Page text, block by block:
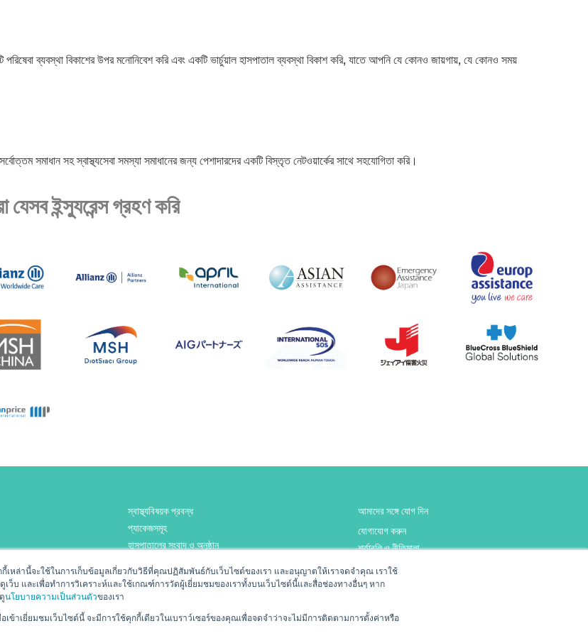
หล่านี้จะใช้ในการเก็บข้อมูลเกี่ยวกับวิธีที่คุณปฏิสัมพันธ์กับเว็บไซต์ของเรา และอนุญาตให้เราจดจำคุณ เราใช้
ว็บ และเพื่อทำการวิเคราะห์และใช้เกณฑ์การวัดผู้เยี่ยมชมของเราทั้งบนเว็บไซต์นี้และสื่อช่องทางอื่นๆ หาก
นโยบายความเป็นส่วนตัวของเรา
าเยี่ยมชมเว็บไซต์นี้ จะมีการใช้คุกกี้เดียวในเบราว์เซอร์ของคุณเพื่อจดจำว่าจะไม่มีการติดตามการตั้งค่าหรือ
ব্যবস্থা বিকাশের উপর মনোনিবেশ করি এবং একটি ভার্চুয়াল হাসপাতাল ব্যবস্থা বিকাশ করি, যাতে আপনি যে কোনও জায়গায়, যে কোনও সময়
সমাধান সহ স্বাস্থ্যসেবা সমস্যা সমাধানের জন্য পেশাদারদের একটি বিস্তৃত নেটওয়ার্কের সাথে সহযোগিতা করি।
যেসব ইন্স্যুরেন্স গ্রহণ করি
স্বাস্থ্যবিষয়ক প্রবন্ধ
প্যাকেজসমূহ
হাসপাতালের সংবাদ ও অনুষ্ঠান
Report to JCI on issues related to patient
আমাদের সঙ্গে যোগ দিন
যোগাযোগ করুন
শর্তাবলি ও নীতিমালা